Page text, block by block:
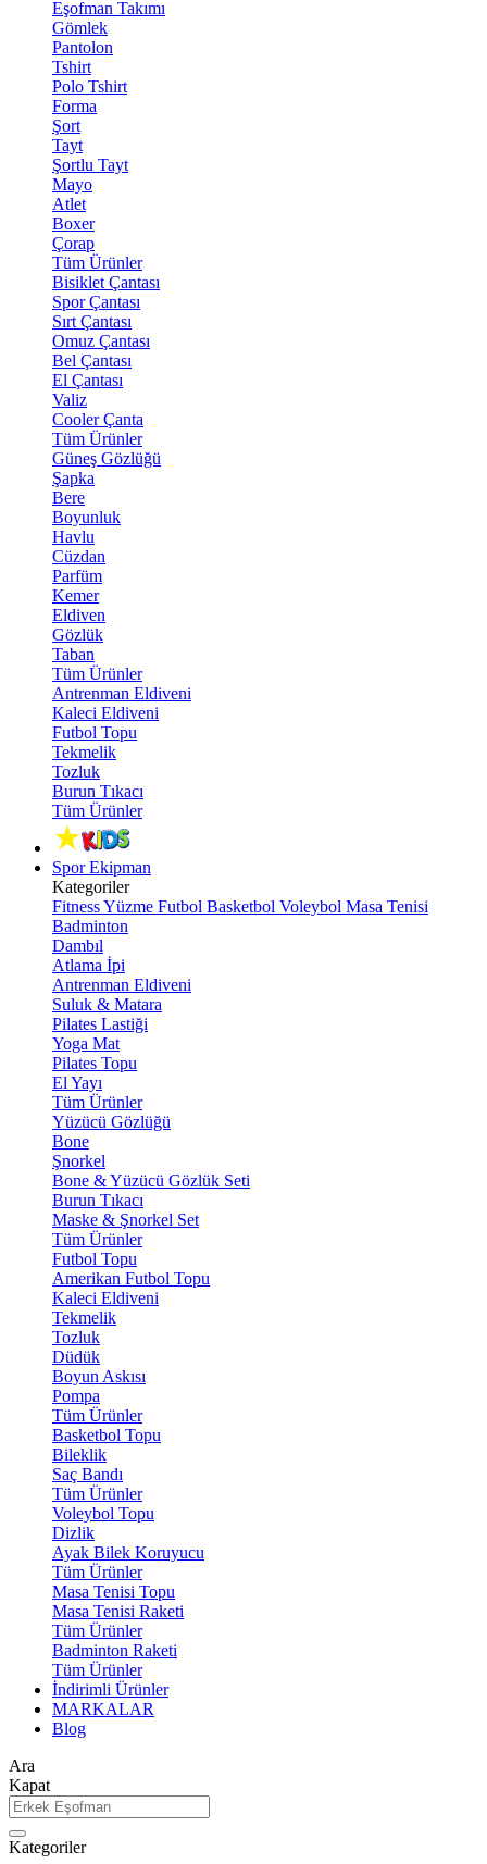
Eşofman Takımı
Gömlek
Pantolon
Tshirt
Polo Tshirt
Forma
Şort
Tayt
Şortlu Tayt
Mayo
Atlet
Boxer
Çorap
Tüm Ürünler
Bisiklet Çantası
Spor Çantası
Sırt Çantası
Omuz Çantası
Bel Çantası
El Çantası
Valiz
Cooler Çanta
Tüm Ürünler
Güneş Gözlüğü
Şapka
Bere
Boyunluk
Havlu
Cüzdan
Parfüm
Kemer
Eldiven
Gözlük
Taban
Tüm Ürünler
Antrenman Eldiveni
Kaleci Eldiveni
Futbol Topu
Tekmelik
Tozluk
Burun Tıkacı
Tüm Ürünler
Spor Ekipman
Kategoriler
FitnessYüzme Futbol Basketbol Voleybol Masa Tenisi
Badminton
Dambıl
Atlama İpi
Antrenman Eldiveni
Suluk & Matara
Pilates Lastiği
Yoga Mat
Pilates Topu
El Yayı
Tüm Ürünler
Yüzücü Gözlüğü
Bone
Şnorkel
Bone & Yüzücü Gözlük Seti
Burun Tıkacı
Maske & Şnorkel Set
Tüm Ürünler
Futbol Topu
Amerikan Futbol Topu
Kaleci Eldiveni
Tekmelik
Tozluk
Düdük
Boyun Askısı
Pompa
Tüm Ürünler
Basketbol Topu
Bileklik
Saç Bandı
Tüm Ürünler
Voleybol Topu
Dizlik
Ayak Bilek Koruyucu
Tüm Ürünler
Masa Tenisi Topu
Masa Tenisi Raketi
Tüm Ürünler
Badminton Raketi
Tüm Ürünler
İndirimli Ürünler
MARKALAR
Blog
Ara
Kapat
Kategoriler